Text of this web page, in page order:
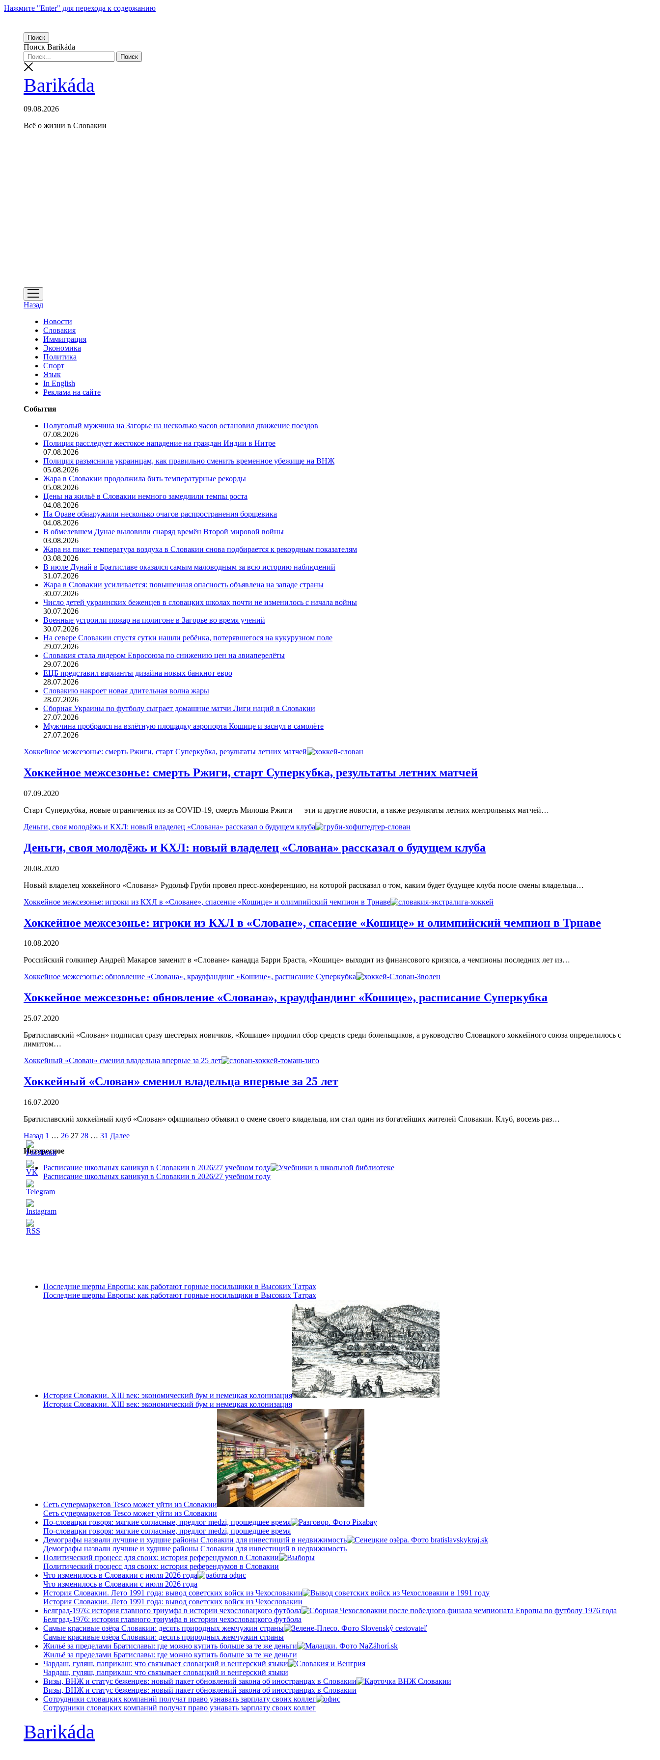
Нажмите "Enter" для перехода к содержанию
Поиск
Поиск Barikáda
Barikáda
09.08.2026
Всё о жизни в Словакии
открыть
меню
Назад
Новости
Словакия
Иммиграция
Экономика
Политика
Спорт
Язык
In English
Реклама на сайте
События
Полуголый мужчина на Загорье на несколько часов остановил движение поездов
07.08.2026
Полиция расследует жестокое нападение на граждан Индии в Нитре
07.08.2026
Полиция разъяснила украинцам, как правильно сменить временное убежище на ВНЖ
05.08.2026
Жара в Словакии продолжила бить температурные рекорды
05.08.2026
Цены на жильё в Словакии немного замедлили темпы роста
04.08.2026
На Ораве обнаружили несколько очагов распространения борщевика
04.08.2026
В обмелевшем Дунае выловили снаряд времён Второй мировой войны
03.08.2026
Жара на пике: температура воздуха в Словакии снова подбирается к рекордным показателям
03.08.2026
В июле Дунай в Братиславе оказался самым маловодным за всю историю наблюдений
31.07.2026
Жара в Словакии усиливается: повышенная опасность объявлена на западе страны
30.07.2026
Число детей украинских беженцев в словацких школах почти не изменилось с начала войны
30.07.2026
Военные устроили пожар на полигоне в Загорье во время учений
30.07.2026
На севере Словакии спустя сутки нашли ребёнка, потерявшегося на кукурузном поле
29.07.2026
Словакия стала лидером Евросоюза по снижению цен на авиаперелёты
29.07.2026
ЕЦБ представил варианты дизайна новых банкнот евро
28.07.2026
Словакию накроет новая длительная волна жары
28.07.2026
Сборная Украины по футболу сыграет домашние матчи Лиги наций в Словакии
27.07.2026
Мужчина пробрался на взлётную площадку аэропорта Кошице и заснул в самолёте
27.07.2026
Хоккейное межсезонье: смерть Ржиги, старт Суперкубка, результаты летних матчей
Хоккейное межсезонье: смерть Ржиги, старт Суперкубка, результаты летних матчей
07.09.2020
Старт Суперкубка, новые ограничения из-за COVID-19, смерть Милоша Ржиги — эти и другие новости, а также результаты летних контрольных матчей…
Деньги, своя молодёжь и КХЛ: новый владелец «Слована» рассказал о будущем клуба
Деньги, своя молодёжь и КХЛ: новый владелец «Слована» рассказал о будущем клуба
20.08.2020
Новый владелец хоккейного «Слована» Рудольф Груби провел пресс-конференцию, на которой рассказал о том, каким будет будущее клуба после смены владельца…
Хоккейное межсезонье: игроки из КХЛ в «Словане», спасение «Кошице» и олимпийский чемпион в Трнаве
Хоккейное межсезонье: игроки из КХЛ в «Словане», спасение «Кошице» и олимпийский чемпион в Трнаве
10.08.2020
Российский голкипер Андрей Макаров заменит в «Словане» канадца Барри Браста, «Кошице» выходит из финансового кризиса, а чемпионы последних лет из…
Хоккейное межсезонье: обновление «Слована», краудфандинг «Кошице», расписание Суперкубка
Хоккейное межсезонье: обновление «Слована», краудфандинг «Кошице», расписание Суперкубка
25.07.2020
Братиславский «Слован» подписал сразу шестерых новичков, «Кошице» продлил сбор средств среди болельщиков, а руководство Словацкого хоккейного союза определилось с
лимитом…
Хоккейный «Слован» сменил владельца впервые за 25 лет
Хоккейный «Слован» сменил владельца впервые за 25 лет
16.07.2020
Братиславский хоккейный клуб «Слован» официально объявил о смене своего владельца, им стал один из богатейших жителей Словакии. Клуб, восемь раз…
Пагинация
записей
Назад 1 … 26 27 28 … 31 Далее
Интересное
Расписание школьных каникул в Словакии в 2026/27 учебном году
Расписание школьных каникул в Словакии в 2026/27 учебном году
Последние шерпы Европы: как работают горные носильщики в Высоких Татрах
Последние шерпы Европы: как работают горные носильщики в Высоких Татрах
История Словакии. XIII век: экономический бум и немецкая колонизация
История Словакии. XIII век: экономический бум и немецкая колонизация
Сеть супермаркетов Tesco может уйти из Словакии
Сеть супермаркетов Tesco может уйти из Словакии
По-словацки говоря: мягкие согласные, предлог medzi, прошедшее время
По-словацки говоря: мягкие согласные, предлог medzi, прошедшее время
Демографы назвали лучшие и худшие районы Словакии для инвестиций в недвижимость
Демографы назвали лучшие и худшие районы Словакии для инвестиций в недвижимость
Политический процесс для своих: история референдумов в Словакии
Политический процесс для своих: история референдумов в Словакии
Что изменилось в Словакии с июля 2026 года
Что изменилось в Словакии с июля 2026 года
История Словакии. Лето 1991 года: вывод советских войск из Чехословакии
История Словакии. Лето 1991 года: вывод советских войск из Чехословакии
Белград-1976: история главного триумфа в истории чехословацкого футбола
Белград-1976: история главного триумфа в истории чехословацкого футбола
Самые красивые озёра Словакии: десять природных жемчужин страны
Самые красивые озёра Словакии: десять природных жемчужин страны
Жильё за пределами Братиславы: где можно купить больше за те же деньги
Жильё за пределами Братиславы: где можно купить больше за те же деньги
Чардаш, гуляш, паприкаш: что связывает словацкий и венгерский языки
Чардаш, гуляш, паприкаш: что связывает словацкий и венгерский языки
Визы, ВНЖ и статус беженцев: новый пакет обновлений закона об иностранцах в Словакии
Визы, ВНЖ и статус беженцев: новый пакет обновлений закона об иностранцах в Словакии
Сотрудники словацких компаний получат право узнавать зарплату своих коллег
Сотрудники словацких компаний получат право узнавать зарплату своих коллег
Barikáda